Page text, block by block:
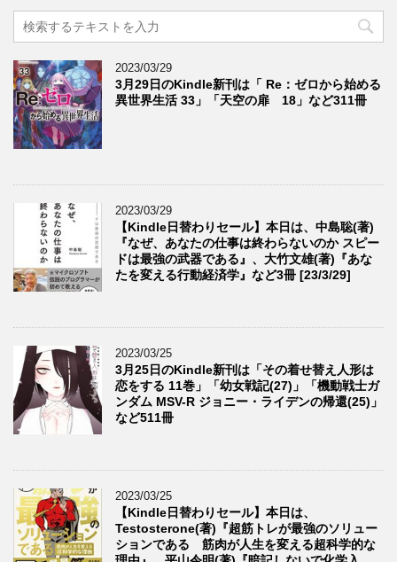
2023/03/29
3月29日のKindle新刊は「 Re：ゼロから始める
異世界生活 33」「天空の扉 18」など311冊
2023/03/29
【Kindle日替わりセール】本日は、中島聡(著)
『なぜ、あなたの仕事は終わらないのか スピー
ドは最強の武器である』、大竹文雄(著)『あな
たを変える行動経済学』など3冊 [23/3/29]
2023/03/25
3月25日のKindle新刊は「その着せ替え人形は
恋をする 11巻」「幼女戦記(27)」「機動戦士ガ
ンダム MSV-R ジョニー・ライデンの帰還(25)」
など511冊
2023/03/25
【Kindle日替わりセール】本日は、
Testosterone(著)『超筋トレが最強のソリュー
ションである 筋肉が人生を変える超科学的な